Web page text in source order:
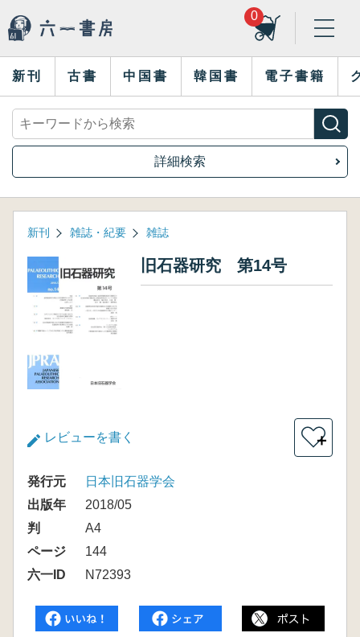
0
新刊 古書 中国書 韓国書 電子書籍
詳細検索
新刊 雑誌・紀要 雑誌
旧石器研究 第14号
レビューを書く ＋
発行元
日本旧石器学会
出版年
2018/05
判
A4
ページ
144
六一ID
N72393